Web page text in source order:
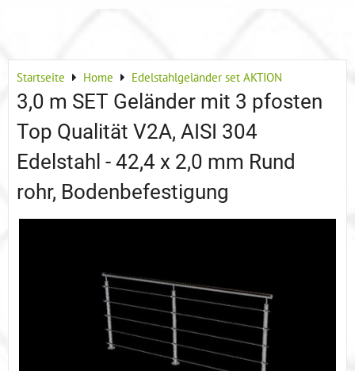
Startseite Home Edelstahlgeländer set AKTION
3,0 m SET Geländer mit 3 pfosten
Top Qualität V2A, AISI 304
Edelstahl - 42,4 x 2,0 mm Rund
rohr, Bodenbefestigung